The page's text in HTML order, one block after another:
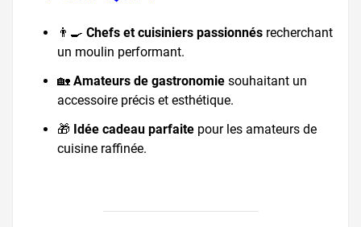
👨‍🍳 Chefs et cuisiniers passionnés recherchant
un moulin performant.
🏡 Amateurs de gastronomie souhaitant un
accessoire précis et esthétique.
🎁 Idée cadeau parfaite pour les amateurs de
cuisine raffinée.